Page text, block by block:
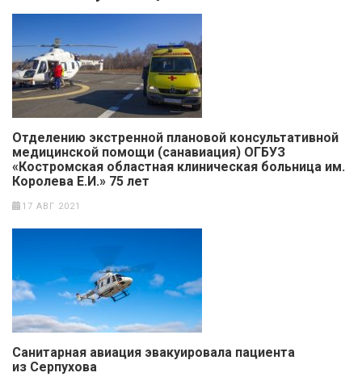
Отделению экстренной плановой консультативной
медицинской помощи (санавиация) ОГБУЗ
«Костромская областная клиническая больница им.
Королева Е.И.» 75 лет
17 АВГ 2021
Санитарная авиация эвакуировала пациента
из Серпухова